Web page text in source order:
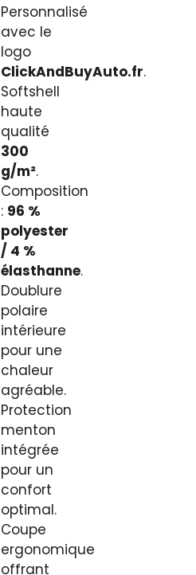
Personnalisé
avec le
logo
ClickAndBuyAuto.fr.
Softshell
haute
qualité
300
g/m².
Composition
: 96 %
polyester
/ 4 %
élasthanne.
Doublure
polaire
intérieure
pour une
chaleur
agréable.
Protection
menton
intégrée
pour un
confort
optimal.
Coupe
ergonomique
offrant